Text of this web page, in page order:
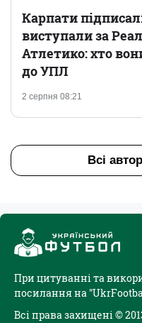
2 серпня 08:21
Карпати
виступали за
Атлетико: хто
до УПЛ
Всі
При цитуванні та
посилання на
Всі права захищені ©